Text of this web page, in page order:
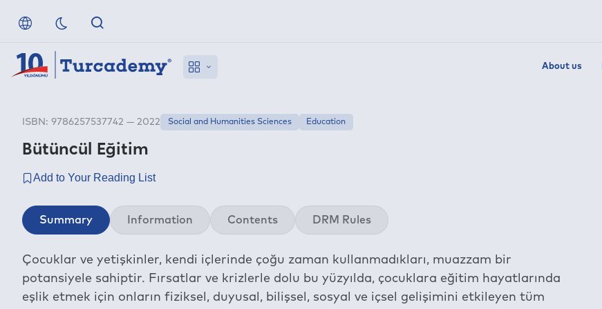
About us
Bütüncül Eğitim
ISBN: 9786257537742 — 2022 Social and Humanities Sciences Education
Summary Information Contents DRM Rules
Çocuklar ve yetişkinler, kendi içlerinde çoğu zaman kullanmadıkları, muazzam bir
potansiyele sahiptir. Fırsatlar ve krizlerle dolu bu yüzyılda, çocuklara eğitim hayatlarında
eşlik etmek için onların fiziksel, duyusal, bilişsel, sosyal ve içsel gelişimini etkileyen tüm